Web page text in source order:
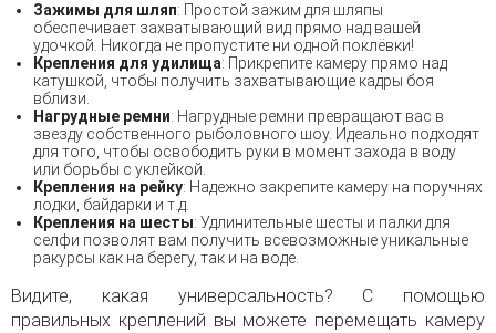
Зажимы для шляп: Простой зажим для шляпы
обеспечивает захватывающий вид прямо над вашей
удочкой. Никогда не пропустите ни одной поклёвки!
Крепления для удилища: Прикрепите камеру прямо над
катушкой, чтобы получить захватывающие кадры боя
вблизи.
Нагрудные ремни: Нагрудные ремни превращают вас в
звезду собственного рыболовного шоу. Идеально подходят
для того, чтобы освободить руки в момент захода в воду
или борьбы с уклейкой.
Крепления на рейку: Надежно закрепите камеру на поручнях
лодки, байдарки и т.д.
Крепления на шесты: Удлинительные шесты и палки для
селфи позволят вам получить всевозможные уникальные
ракурсы как на берегу, так и на воде.
Видите, какая универсальность? С помощью
правильных креплений вы можете перемещать камеру